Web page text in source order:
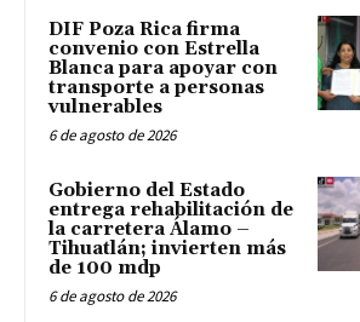
DIF Poza Rica firma
convenio con Estrella
Blanca para apoyar con
transporte a personas
vulnerables
6 de agosto de 2026
Gobierno del Estado
entrega rehabilitación de
la carretera Álamo –
Tihuatlán; invierten más
de 100 mdp
6 de agosto de 2026